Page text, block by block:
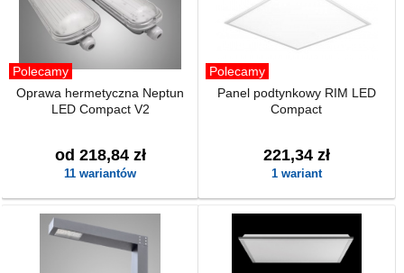
Polecamy
Oprawa hermetyczna Neptun
LED Compact V2
od 218,84 zł
11 wariantów
Polecamy
Panel podtynkowy RIM LED
Compact
221,34 zł
1 wariant